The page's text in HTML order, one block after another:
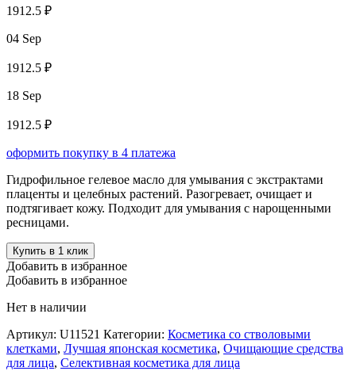
1912.5 ₽
04 Sep
1912.5 ₽
18 Sep
1912.5 ₽
оформить покупку в 4 платежа
Гидрофильное гелевое масло для умывания с экстрактами
плаценты и целебных растений. Разогревает, очищает и
подтягивает кожу. Подходит для умывания с нарощенными
ресницами.
Купить в 1 клик
Добавить в избранное
Добавить в избранное
Нет в наличии
Артикул: U11521 Категории: Косметика со стволовыми
клетками, Лучшая японская косметика, Очищающие средства
для лица, Селективная косметика для лица